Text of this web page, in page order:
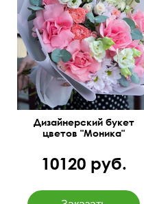
Вывернутые розы,
лизиантусы (эустома),
гвоздика
Дизайнерский букет
цветов "Моника"
10120 руб.